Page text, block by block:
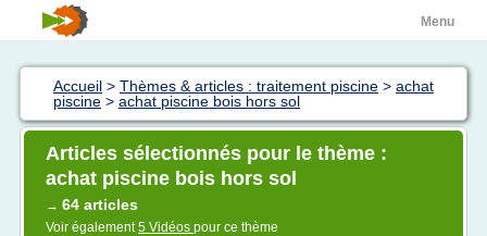
Menu
Accueil > Thèmes & articles : traitement piscine > achat
piscine > achat piscine bois hors sol
Articles sélectionnés pour le thème :
achat piscine bois hors sol
→ 64 articles
Voir également5 Vidéos pour ce thème